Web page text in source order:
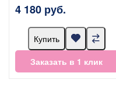
4 180 руб.
Купить
Заказать в 1 клик